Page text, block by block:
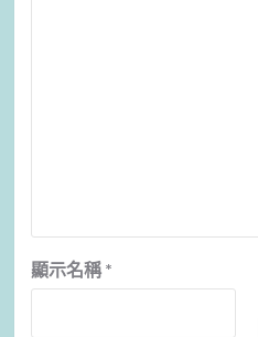
顯示名稱 *